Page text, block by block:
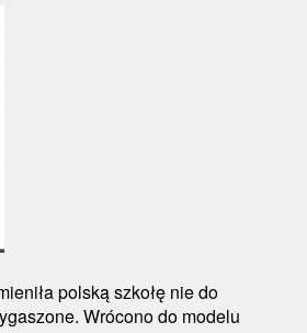
polską szkołę nie do
Wrócono do modelu